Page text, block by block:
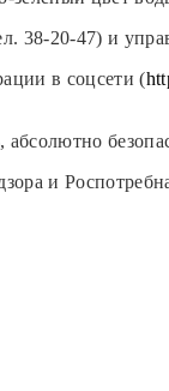
38-20-47) и
в соцсети (
абсолютно
и